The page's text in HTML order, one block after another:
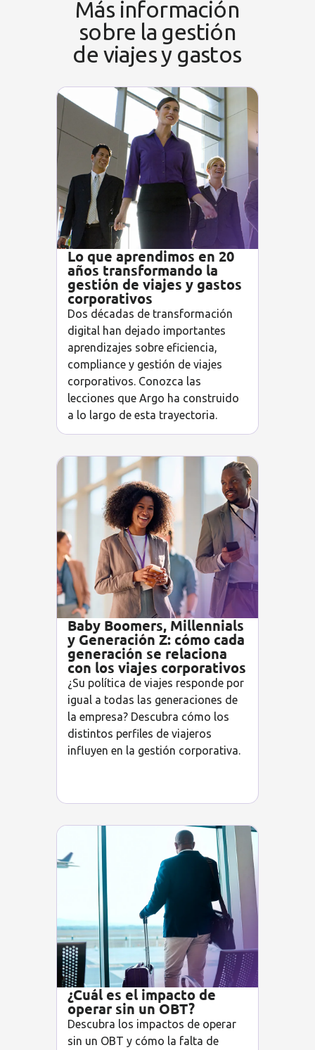
Más información
sobre la gestión
de viajes y gastos
Lo que aprendimos en 20
años transformando la
gestión de viajes y gastos
corporativos
Dos décadas de transformación
digital han dejado importantes
aprendizajes sobre eficiencia,
compliance y gestión de viajes
corporativos. Conozca las
lecciones que Argo ha construido
a lo largo de esta trayectoria.
Baby Boomers, Millennials
y Generación Z: cómo cada
generación se relaciona
con los viajes corporativos
¿Su política de viajes responde por
igual a todas las generaciones de
la empresa? Descubra cómo los
distintos perfiles de viajeros
influyen en la gestión corporativa.
¿Cuál es el impacto de
operar sin un OBT?
Descubra los impactos de operar
sin un OBT y cómo la falta de